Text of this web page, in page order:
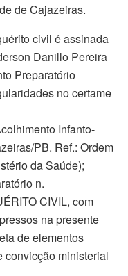
de Cajazeiras.
civil é assinada
Danillo Pereira
Preparatório
no certame
Infanto-
PB. Ref.: Ordem
da Saúde);
n.
CIVIL, com
na presente
de elementos
convicção ministerial